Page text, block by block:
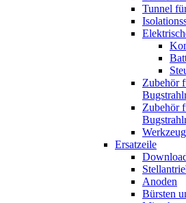
Tunnel
Zubehör
Zubehör
Ersatzeile
Anoden
Bürsten